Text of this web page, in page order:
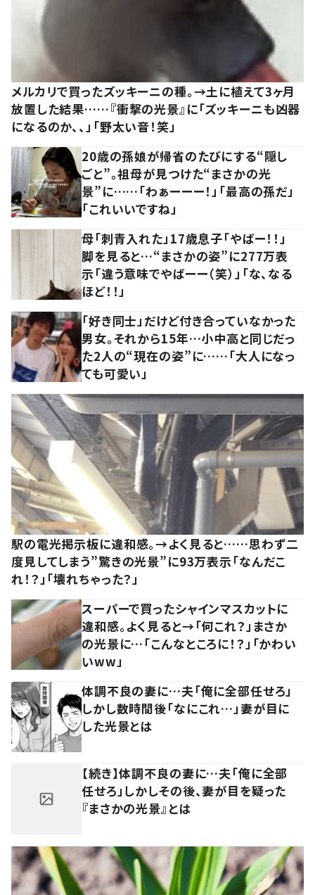
メルカリで買ったズッキーニの種。→土に植えて3ヶ月
放置した結果……『衝撃の光景』に「ズッキーニも凶器
になるのか、、」「野太い音！笑」
20歳の孫娘が帰省のたびにする“隠し
ごと”。祖母が見つけた“まさかの光
景”に……「わぁーーー！」「最高の孫だ」
「これいいですね」
母「刺青入れた」17歳息子「やばー！！」
脚を見ると…“まさかの姿”に277万表
示「違う意味でやばーー（笑）」「な、なる
ほど！！」
「好き同士」だけど付き合っていなかった
男女。それから15年…小中高と同じだっ
た2人の“現在の姿”に……「大人になっ
ても可愛い」
駅の電光掲示板に違和感。→よく見ると……思わず二
度見してしまう”驚きの光景”に93万表示「なんだこ
れ！？」「壊れちゃった？」
スーパーで買ったシャインマスカットに
違和感。よく見ると→「何これ？」まさか
の光景に…「こんなところに！？」「かわい
いww」
体調不良の妻に…夫「俺に全部任せろ」
しかし数時間後「なにこれ…」妻が目に
した光景とは
【続き】体調不良の妻に…夫「俺に全部
任せろ」しかしその後、妻が目を疑った
『まさかの光景』とは